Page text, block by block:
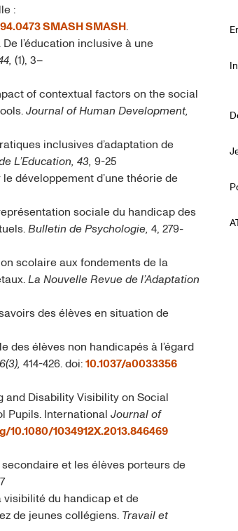
:
SMASH SMASH .
De l’éducation inclusive à une
(1), 3–
of contextual factors on the social
Journal of Human Development,
inclusives d’adaptation de
L’Education, 43, 9-25
développement d’une théorie de
sociale du handicap des
Bulletin de Psychologie, 4, 279-
scolaire aux fondements de la
La Nouvelle Revue de l’Adaptation
savoirs des élèves en situation de
des élèves non handicapés à l’égard
414-426. doi: 10.1037/a0033356
and Disability Visibility on Social
Pupils. International Journal of
10.1080/1034912X.2013.846469
secondaire et les élèves porteurs de
visibilité du handicap et de
de jeunes collégiens. Travail et